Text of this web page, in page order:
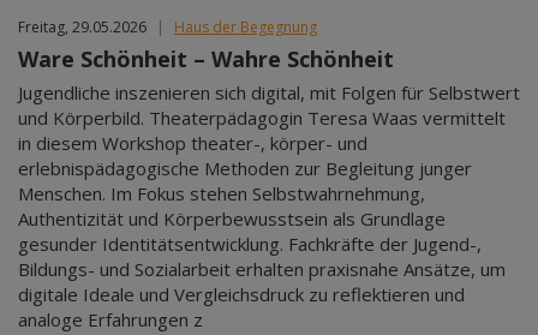
Freitag, 29.05.2026 | Haus der Begegnung
Ware Schönheit – Wahre Schönheit
Jugendliche inszenieren sich digital, mit Folgen für Selbstwert
und Körperbild. Theaterpädagogin Teresa Waas vermittelt
in diesem Workshop theater-, körper- und
erlebnispädagogische Methoden zur Begleitung junger
Menschen. Im Fokus stehen Selbstwahrnehmung,
Authentizität und Körperbewusstsein als Grundlage
gesunder Identitätsentwicklung. Fachkräfte der Jugend-,
Bildungs- und Sozialarbeit erhalten praxisnahe Ansätze, um
digitale Ideale und Vergleichsdruck zu reflektieren und
analoge Erfahrungen z